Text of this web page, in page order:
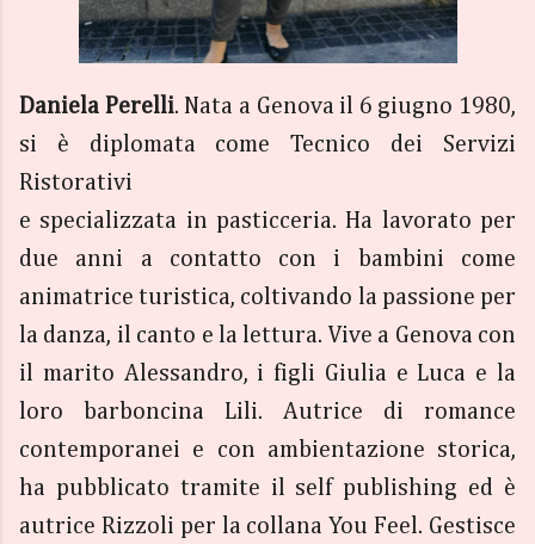
Daniela Perelli. Nata a Genova il 6 giugno 1980,
si è diplomata come Tecnico dei Servizi
Ristorativi
e specializzata in pasticceria. Ha lavorato per
due anni a contatto con i bambini come
animatrice turistica, coltivando la passione per
la danza, il canto e la lettura. Vive a Genova con
il marito Alessandro, i figli Giulia e Luca e la
loro barboncina Lili. Autrice di romance
contemporanei e con ambientazione storica,
ha pubblicato tramite il self publishing ed è
autrice Rizzoli per la collana You Feel. Gestisce